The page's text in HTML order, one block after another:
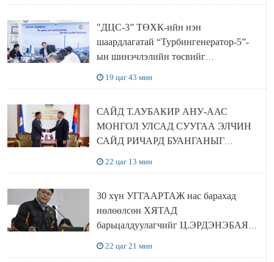
"ДЦС-3” ТӨХК-ийн нэн
шаардлагатай “Турбингенератор-5”-
ын шинэчлэлийн төсвийг
19 цаг 43 мин
САЙД Т.АУБАКИР АНУ-ААС
МОНГОЛ УЛСАД СУУГАА ЭЛЧИН
САЙД РИЧАРД БУАНГАНЫГ
22 цаг 13 мин
30 хүн УГГААРТАЖ нас барахад
нөлөөлсөн ХЯТАД
барьцалдуулагчийг Ц.ЭРДЭНЭБАЯР
22 цаг 21 мин